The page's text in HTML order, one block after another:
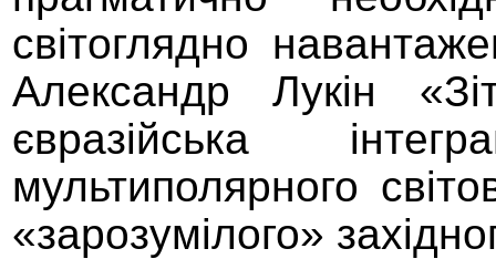
світоглядно на
Александр Лукін
євразійська
мультиполярного
«зарозумілого»